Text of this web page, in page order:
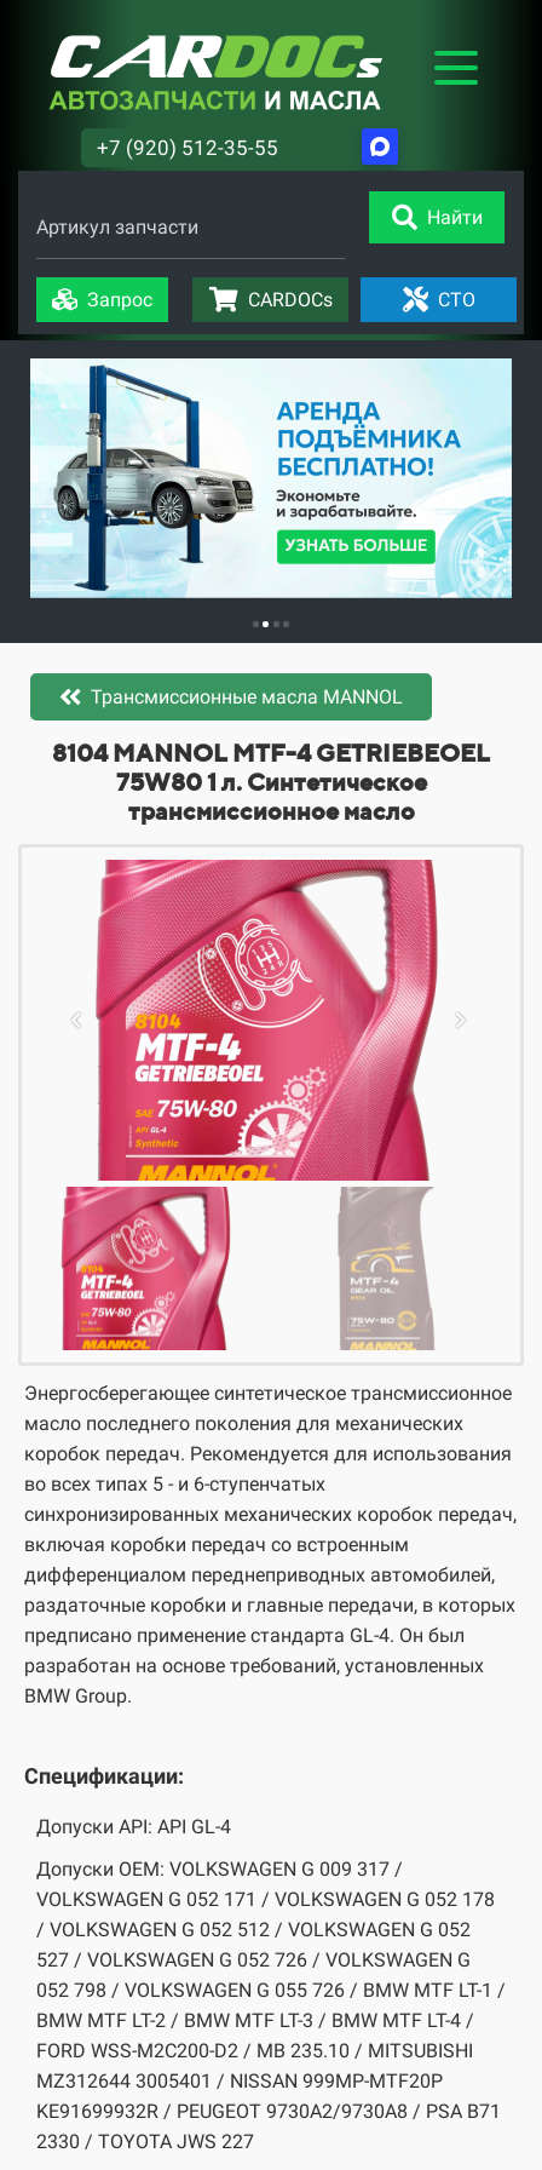
+7 (920) 512-35-55
Артикул запчасти Найти
Запрос CARDOCs СТО
Трансмиссионные масла MANNOL
​​​​8104 MANNOL MTF-4 GETRIEBEOEL
75W80 1 л. Синтетическое
трансмиссионное масло
Энергосберегающее синтетическое трансмиссионное
масло последнего поколения для механических
коробок передач. Рекомендуется для использования
во всех типах 5 - и 6-ступенчатых
синхронизированных механических коробок передач,
включая коробки передач со встроенным
дифференциалом переднеприводных автомобилей,
раздаточные коробки и главные передачи, в которых
предписано применение стандарта GL-4. Он был
разработан на основе требований, установленных
BMW Group.
Спецификации:
Допуски API: API GL-4
Допуски OEM: VOLKSWAGEN G 009 317 /
VOLKSWAGEN G 052 171 / VOLKSWAGEN G 052 178
/ VOLKSWAGEN G 052 512 / VOLKSWAGEN G 052
527 / VOLKSWAGEN G 052 726 / VOLKSWAGEN G
052 798 / VOLKSWAGEN G 055 726 / BMW MTF LT-1 /
BMW MTF LT-2 / BMW MTF LT-3 / BMW MTF LT-4 /
FORD WSS-M2C200-D2 / MB 235.10 / MITSUBISHI
MZ312644 3005401 / NISSAN 999MP-MTF20P
KE91699932R / PEUGEOT 9730A2/9730A8 / PSA B71
2330 / TOYOTA JWS 227